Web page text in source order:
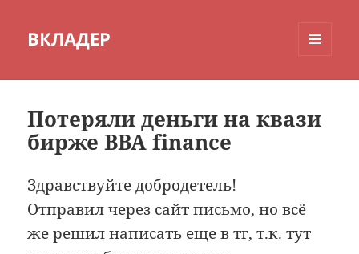
ВКЛАДЕР
Потеряли деньги на квази
бирже BBA finance
Здравствуйте добродетель!
Отправил через сайт письмо, но всё
же решил написать еще в тг, т.к. тут